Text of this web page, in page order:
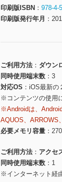
印刷版ISBN
978-4-
印刷版発行年月
ご利用方法
ダウン
同時使用端末数
3
対応OS
iOS最新の
※コンテンツの使用
※Androidは、
AQUOS、ARROWS
必要メモリ容量
ご利用方法
アクセ
同時使用端末数
1
※インターネット経